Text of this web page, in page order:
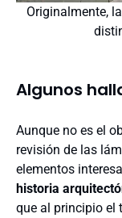
Originalmente,
Algunos
Aunque no es el
revisión de las
elementos
historia
que al principio el